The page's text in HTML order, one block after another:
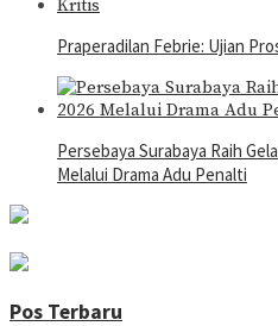
Praperadilan Febrie: Ujian
Persebaya Surabaya Raih
Melalui Drama Adu Penalti
Pos Terbaru